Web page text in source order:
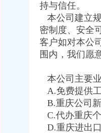
出口权)
万 （增资）
注册）
口权）
进出口权）
注册）
）
持与信任。
本公司建立
密制度、安全
客户如对本公
围内，我们愿
本公司主要
A.免费提供
B.重庆公司
C.代办重庆
D.重庆进出